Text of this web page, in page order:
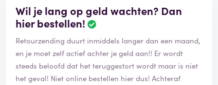
Wil je lang op geld wachten? Dan
hier bestellen!
Retourzending duurt inmiddels langer dan een maand,
en je moet zelf actief achter je geld aan!! Er wordt
steeds beloofd dat het teruggestort wordt maar is niet
het geval! Niet online bestellen hier dus! Achteraf